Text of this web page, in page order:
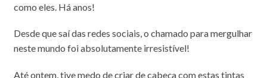
como eles. Há anos!
Desde que saí das redes sociais, o chamado para mergulhar
neste mundo foi absolutamente irresistível!
Até ontem, tive medo de criar de cabeça com estas tintas